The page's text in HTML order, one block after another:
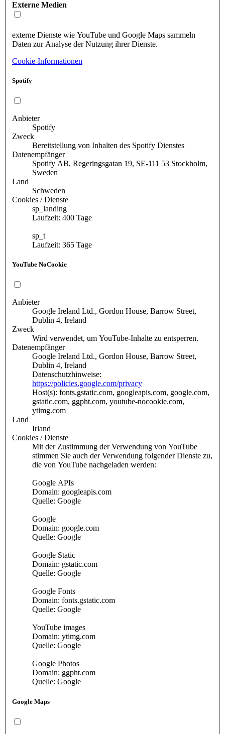
Externe Medien
externe Dienste wie YouTube und Google Maps sammeln
Daten zur Analyse der Nutzung ihrer Dienste.
Cookie-Informationen
Spotify
Anbieter
Spotify
Zweck
Bereitstellung von Inhalten des Spotify Dienstes
Datenempfänger
Spotify AB, Regeringsgatan 19, SE-111 53 Stockholm,
Sweden
Land
Schweden
Cookies / Dienste
sp_landing
Laufzeit: 400 Tage
sp_t
Laufzeit: 365 Tage
YouTube NoCookie
Anbieter
Google Ireland Ltd., Gordon House, Barrow Street,
Dublin 4, Ireland
Zweck
Wird verwendet, um YouTube-Inhalte zu entsperren.
Datenempfänger
Google Ireland Ltd., Gordon House, Barrow Street,
Dublin 4, Ireland
Datenschutzhinweise:
https://policies.google.com/privacy
Host(s): fonts.gstatic.com, googleapis.com, google.com,
gstatic.com, ggpht.com, youtube-nocookie.com,
ytimg.com
Land
Irland
Cookies / Dienste
Mit der Zustimmung der Verwendung von YouTube
stimmen Sie auch der Verwendung folgender Dienste zu,
die von YouTube nachgeladen werden:
Google APIs
Domain: googleapis.com
Quelle: Google
Google
Domain: google.com
Quelle: Google
Google Static
Domain: gstatic.com
Quelle: Google
Google Fonts
Domain: fonts.gstatic.com
Quelle: Google
YouTube images
Domain: ytimg.com
Quelle: Google
Google Photos
Domain: ggpht.com
Quelle: Google
Google Maps